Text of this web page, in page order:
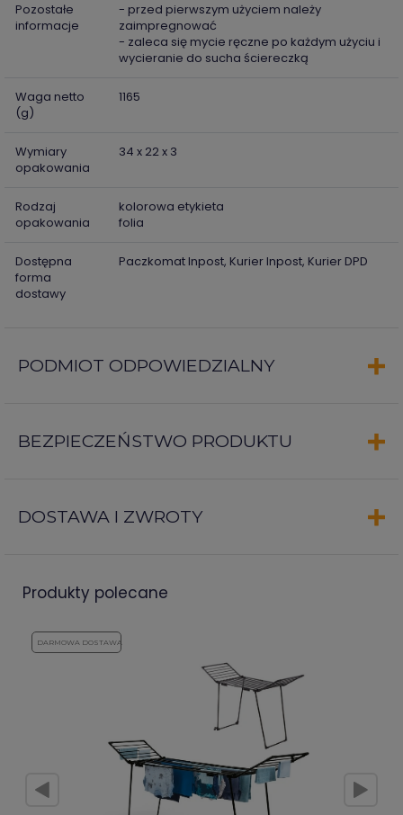
Pozostałe
informacje
- przed pierwszym użyciem należy
zaimpregnować
- zaleca się mycie ręczne po każdym użyciu i
wycieranie do sucha ściereczką
Waga netto
(g)
1165
Wymiary
opakowania
34 x 22 x 3
Rodzaj
opakowania
kolorowa etykieta
folia
Dostępna
forma
dostawy
Paczkomat Inpost, Kurier Inpost, Kurier DPD
PODMIOT ODPOWIEDZIALNY
BEZPIECZEŃSTWO PRODUKTU
DOSTAWA I ZWROTY
produkty polecane
DARMOWA DOSTAWA